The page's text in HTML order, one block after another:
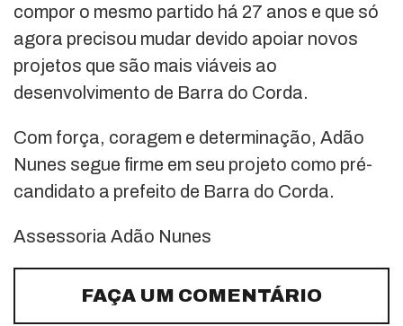
compor o mesmo partido há 27 anos e que só
agora precisou mudar devido apoiar novos
projetos que são mais viáveis ao
desenvolvimento de Barra do Corda.
Com força, coragem e determinação, Adão
Nunes segue firme em seu projeto como pré-
candidato a prefeito de Barra do Corda.
Assessoria Adão Nunes
FAÇA UM COMENTÁRIO